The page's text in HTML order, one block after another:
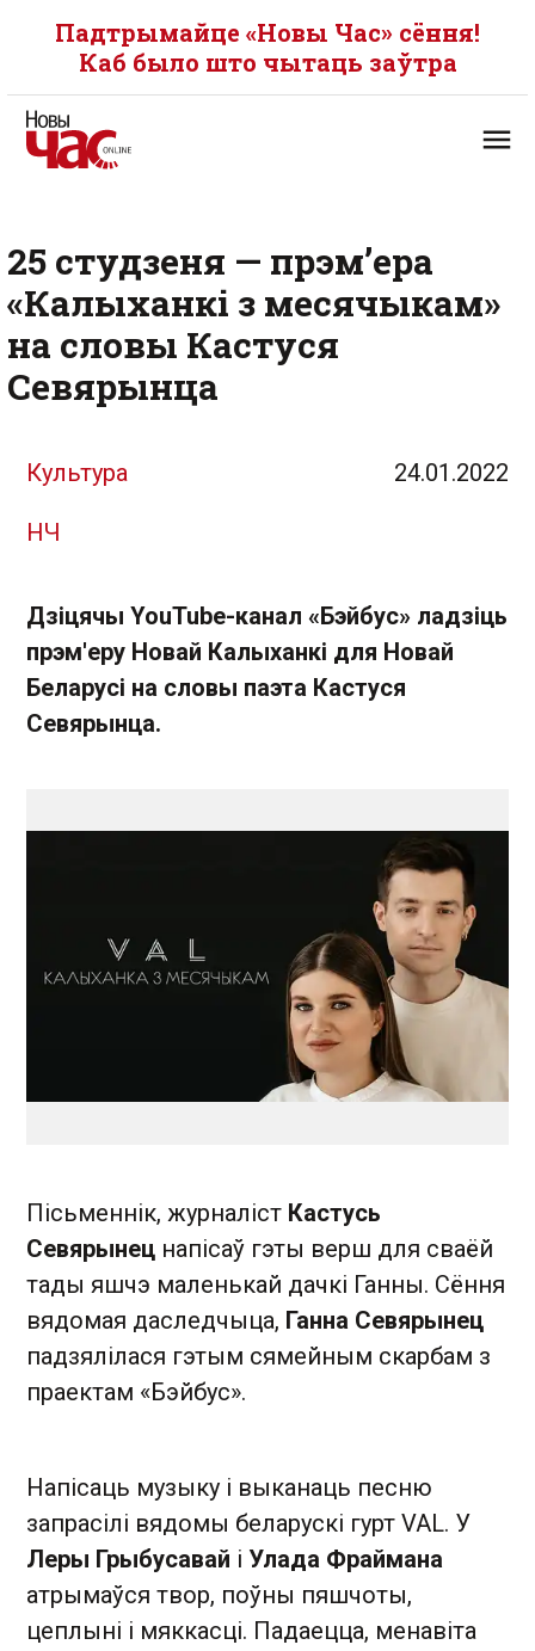
Падтрымайце «Новы Час» сёння!
Каб было што чытаць заўтра
25 студзеня — прэм’ера
«Калыханкі з месячыкам»
на словы Кастуся
Севярынца
Культура 24.01.2022
НЧ
Дзіцячы YouTube-канал «Бэйбус» ладзіць
прэм'еру Новай Калыханкі для Новай
Беларусі на словы паэта Кастуся
Севярынца.
Пісьменнік, журналіст Кастусь
Севярынец напісаў гэты верш для сваёй
тады яшчэ маленькай дачкі Ганны. Сёння
вядомая даследчыца, Ганна Севярынец
падзялілася гэтым сямейным скарбам з
праектам «Бэйбус».
Напісаць музыку і выканаць песню
запрасілі вядомы беларускі гурт VAL. У
Леры Грыбусавай і Улада Фраймана
атрымаўся твор, поўны пяшчоты,
цеплыні і мяккасці. Падаецца, менавіта